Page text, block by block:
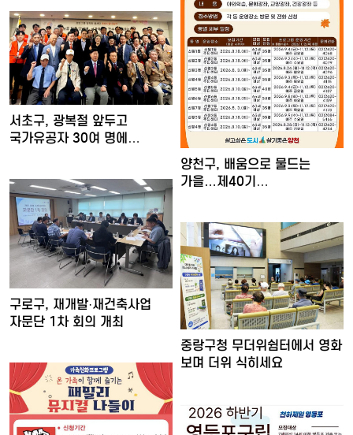
양천구, 배움으로 물드는
가을…제40기
서초구, 광복절 앞두고
국가유공자 30여 명에
구로구, 재개발·재건축사업
자문단 1차 회의 개최
중랑구청 무더위쉼터에서 영화
보며 더위 식히세요